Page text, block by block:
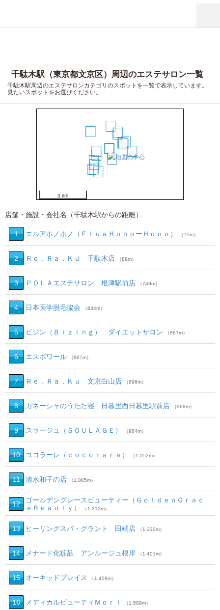
千駄木駅（東京都文京区）周辺のエステサロン一覧
千駄木駅周辺のエステサロンカテゴリのスポットを一覧で表示しています。
見たいスポットをお選びください。
3
456
7
9
10
11
12
13
14
15
18
19
20
3 km
店舗・施設・会社名（千駄木駅からの距離）
1 エルアホノホノ（ＥｌｕａＨｏｎｏーＨｏｎｏ） （75m）
2 Ｒｅ．Ｒａ．Ｋｕ 千駄木店 （89m）
3 ＰＯＬＡエステサロン 根津駅前店 （749m）
4 日本医学脱毛協会 （834m）
5 ビジン（Ｂｉｚｉｎｇ） ダイエットサロン （867m）
6 エスポワール （867m）
7 Ｒｅ．Ｒａ．Ｋｕ 文京白山店 （896m）
8 ガネーシャのうたた寝 日暮里西日暮里駅前店 （968m）
9 スラージュ（ＳＯＵＬＡＧＥ） （984m）
10 ココラーレ（ｃｏｃｏｒａｒｅ） （1,052m）
11 清水和子の店 （1,085m）
12
ゴールデングレースビューティー（ＧｏｌｄｅｎＧｒａｃ
ｅＢｅａｕｔｙ）
（1,312m）
13 ヒーリングスパ・グラント 田端店 （1,330m）
14 メナード化粧品 アンルージュ根岸 （1,401m）
15 オーキッドプレイス （1,459m）
16 メディカルビューティＭｏｒｉ （1,589m）